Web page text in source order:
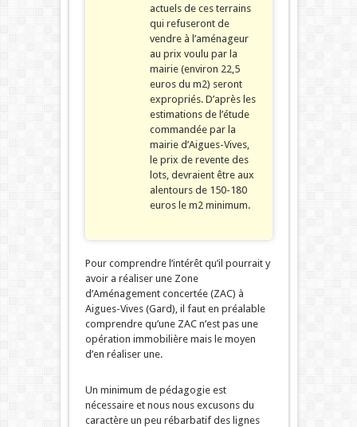
actuels de ces terrains
qui refuseront de
vendre à l’aménageur
au prix voulu par la
mairie (environ 22,5
euros du m2) seront
expropriés. D’après les
estimations de l’étude
commandée par la
mairie d’Aigues-Vives,
le prix de revente des
lots, devraient être aux
alentours de 150-180
euros le m2 minimum.
Pour comprendre l’intérêt qu’il pourrait y
avoir a réaliser une Zone
d’Aménagement concertée (ZAC) à
Aigues-Vives (Gard), il faut en préalable
comprendre qu’une ZAC n’est pas une
opération immobilière mais le moyen
d’en réaliser une.
Un minimum de pédagogie est
nécessaire et nous nous excusons du
caractère un peu rébarbatif des lignes